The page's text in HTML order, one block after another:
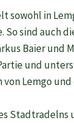
sowohl in
So sind auch
Baier und
und
von Lemgo
Stadtradelns